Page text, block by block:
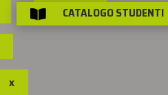
Italia x
x
 CATALOGO STUDENTI